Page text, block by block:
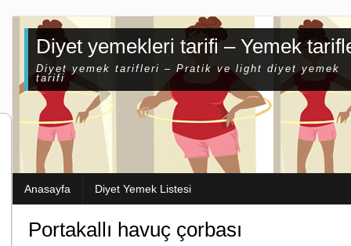
Diyet yemekleri tarifi – Yemek
Diyet yemek tarifleri – Pratik ve light diyet yemek
tarifi
Anasayfa Diyet Yemek Listesi
Portakallı havuç çorbası